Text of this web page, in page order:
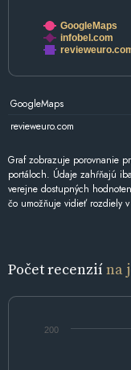
GoogleMaps
infobel.com
GoogleMaps
revieweuro.com
Graf zobrazuje porovnanie
portáloch. Údaje zahŕňajú
verejne dostupných
čo umožňuje vidieť rozdiely
Počet recenziína
200